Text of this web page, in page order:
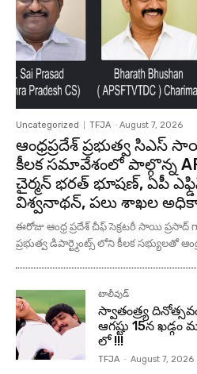
Uncategorized TFJA - August 7, 2026
ఆంధ్రప్రదేశ్ ప్రభుత్వ సిఎస్
కీలక సమావేశంలో పాల్గొన్న
చైర్మన్ భరత్ భూషణ్, ఏపీ
విశ్వనాథన్, పలు శాఖల
ఈరోజు ఆంధ్ర ప్రదేశ్ చీఫ్ సెక్రటరీ సాయి
ప్రభుత్వ డిపార్ట్మెంట్స్ లోని కీలక సభ్యులతో
టాలీవుడ్
స్వాతంత్ర్య
ఆగష్టు 15న
లో !!!
TFJA - August 7, 2026